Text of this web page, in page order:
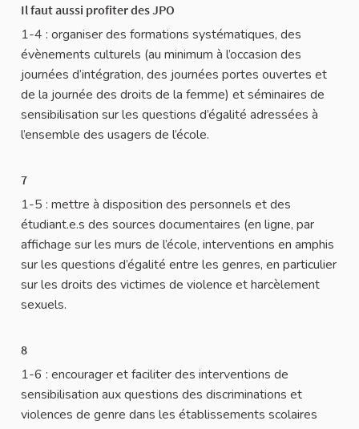
Il faut aussi profiter des JPO
1-4 : organiser des formations systématiques, des
évènements culturels (au minimum à l’occasion des
journées d’intégration, des journées portes ouvertes et
de la journée des droits de la femme) et séminaires de
sensibilisation sur les questions d’égalité adressées à
l’ensemble des usagers de l’école.
7
1-5 : mettre à disposition des personnels et des
étudiant.e.s des sources documentaires (en ligne, par
affichage sur les murs de l’école, interventions en amphis
sur les questions d’égalité entre les genres, en particulier
sur les droits des victimes de violence et harcèlement
sexuels.
8
1-6 : encourager et faciliter des interventions de
sensibilisation aux questions des discriminations et
violences de genre dans les établissements scolaires